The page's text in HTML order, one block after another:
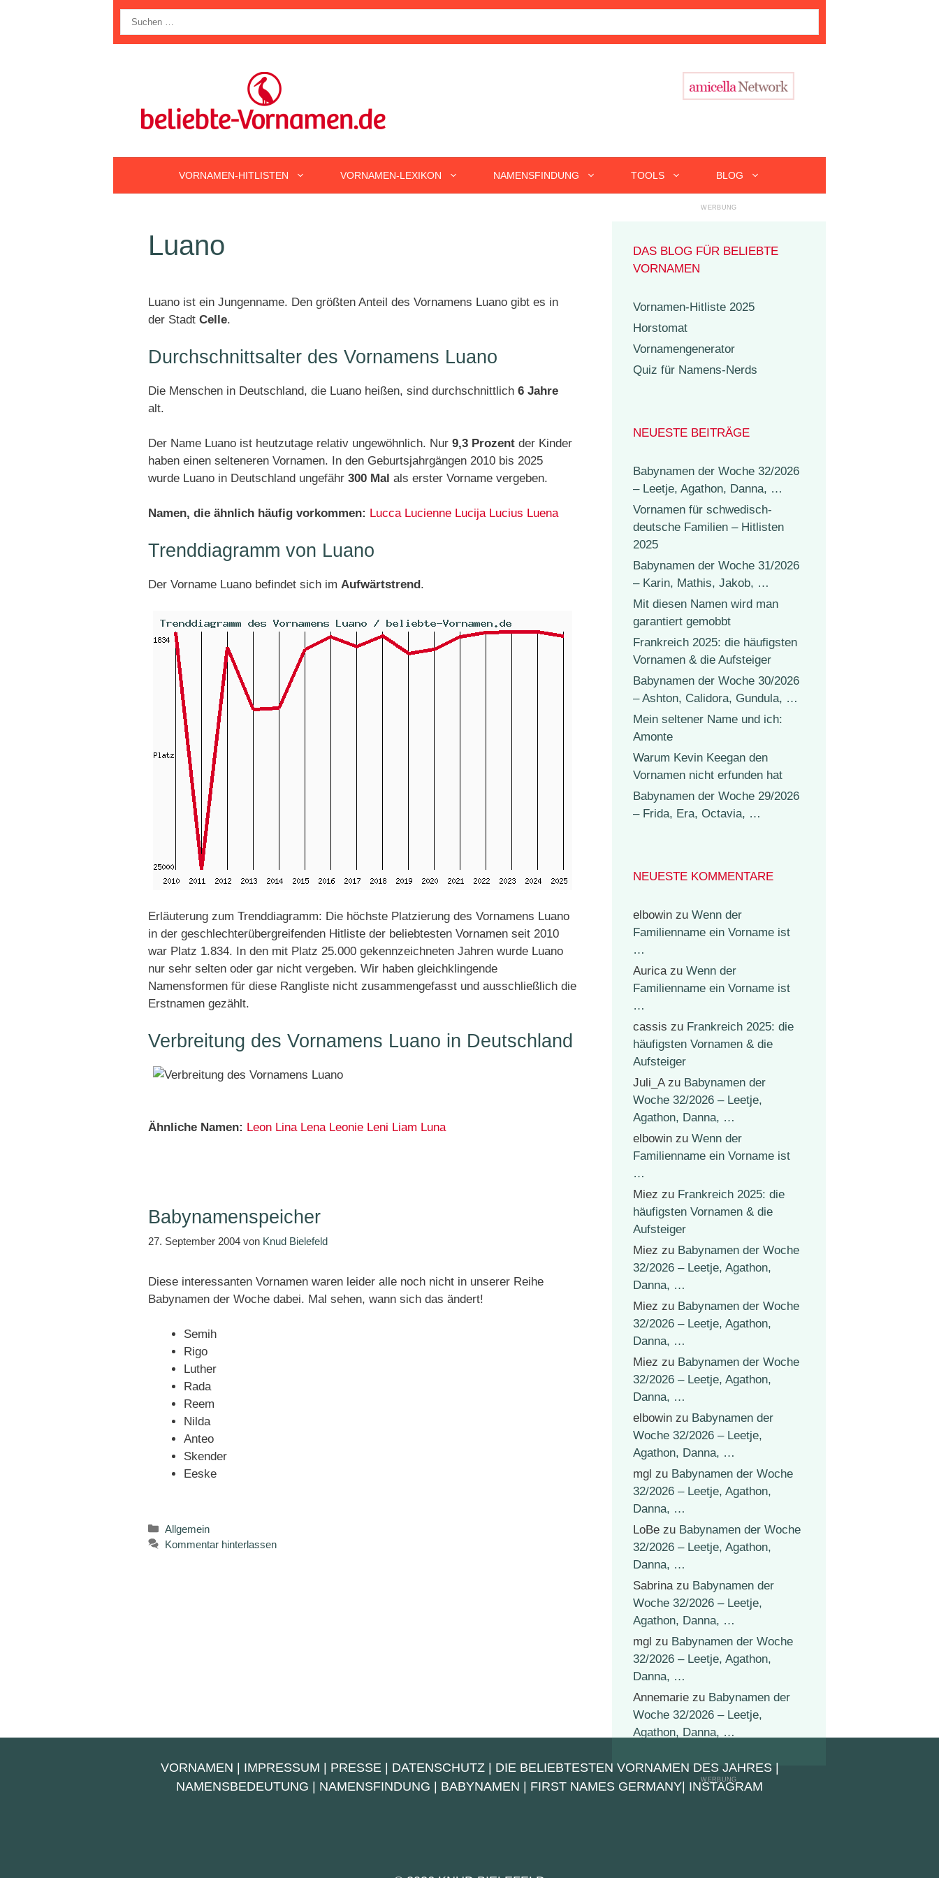
nach:
VORNAMEN-HITLISTEN VORNAMEN-LEXIKON NAMENSFINDUNG TOOLS BLOG
Luano
Luano ist ein Jungenname. Den größten Anteil des Vornamens Luano gibt es in
der Stadt Celle.
Durchschnittsalter des Vornamens Luano
Die Menschen in Deutschland, die Luano heißen, sind durchschnittlich 6 Jahre
alt.
Der Name Luano ist heutzutage relativ ungewöhnlich. Nur 9,3 Prozent der Kinder
haben einen selteneren Vornamen. In den Geburtsjahrgängen 2010 bis 2025
wurde Luano in Deutschland ungefähr 300 Mal als erster Vorname vergeben.
Namen, die ähnlich häufig vorkommen: Lucca Lucienne Lucija Lucius Luena
Trenddiagramm von Luano
Der Vorname Luano befindet sich im Aufwärtstrend.
Erläuterung zum Trenddiagramm: Die höchste Platzierung des Vornamens Luano
in der geschlechterübergreifenden Hitliste der beliebtesten Vornamen seit 2010
war Platz 1.834. In den mit Platz 25.000 gekennzeichneten Jahren wurde Luano
nur sehr selten oder gar nicht vergeben. Wir haben gleichklingende
Namensformen für diese Rangliste nicht zusammengefasst und ausschließlich die
Erstnamen gezählt.
Verbreitung des Vornamens Luano in Deutschland
Ähnliche Namen: Leon Lina Lena Leonie Leni Liam Luna
Babynamenspeicher
27. September 2004 von Knud Bielefeld
Diese interessanten Vornamen waren leider alle noch nicht in unserer Reihe
Babynamen der Woche dabei. Mal sehen, wann sich das ändert!
Semih
Rigo
Luther
Rada
Reem
Nilda
Anteo
Skender
Eeske
Kategorien
Allgemein
Kommentar hinterlassen
DAS BLOG FÜR BELIEBTE
VORNAMEN
Vornamen-Hitliste 2025
Horstomat
Vornamengenerator
Quiz für Namens-Nerds
NEUESTE BEITRÄGE
Babynamen der Woche 32/2026
– Leetje, Agathon, Danna, …
Vornamen für schwedisch-
deutsche Familien – Hitlisten
2025
Babynamen der Woche 31/2026
– Karin, Mathis, Jakob, …
Mit diesen Namen wird man
garantiert gemobbt
Frankreich 2025: die häufigsten
Vornamen & die Aufsteiger
Babynamen der Woche 30/2026
– Ashton, Calidora, Gundula, …
Mein seltener Name und ich:
Amonte
Warum Kevin Keegan den
Vornamen nicht erfunden hat
Babynamen der Woche 29/2026
– Frida, Era, Octavia, …
NEUESTE KOMMENTARE
elbowin zu Wenn der
Familienname ein Vorname ist
…
Auricazu Wenn der
Familienname ein Vorname ist
…
cassis zu Frankreich 2025: die
häufigsten Vornamen & die
Aufsteiger
Juli_Azu Babynamen der
Woche 32/2026 – Leetje,
Agathon, Danna, …
elbowin zu Wenn der
Familienname ein Vorname ist
…
Miez zu Frankreich 2025: die
häufigsten Vornamen & die
Aufsteiger
Miez zu Babynamen der Woche
32/2026 – Leetje, Agathon,
Danna, …
Miez zu Babynamen der Woche
32/2026 – Leetje, Agathon,
Danna, …
Miez zu Babynamen der Woche
32/2026 – Leetje, Agathon,
Danna, …
elbowin zu Babynamen der
Woche 32/2026 – Leetje,
Agathon, Danna, …
mgl zu Babynamen der Woche
32/2026 – Leetje, Agathon,
Danna, …
LoBe zu Babynamen der Woche
32/2026 – Leetje, Agathon,
Danna, …
Sabrinazu Babynamen der
Woche 32/2026 – Leetje,
Agathon, Danna, …
mgl zu Babynamen der Woche
32/2026 – Leetje, Agathon,
Danna, …
Annemarie zu Babynamen der
Woche 32/2026 – Leetje,
Agathon, Danna, …
VORNAMEN IMPRESSUM PRESSE| DATENSCHUTZ| DIE BELIEBTESTEN VORNAMEN DES JAHRES|
NAMENSBEDEUTUNG
NAMENSFINDUNG BABYNAMEN FIRST NAMES GERMANY INSTAGRAM